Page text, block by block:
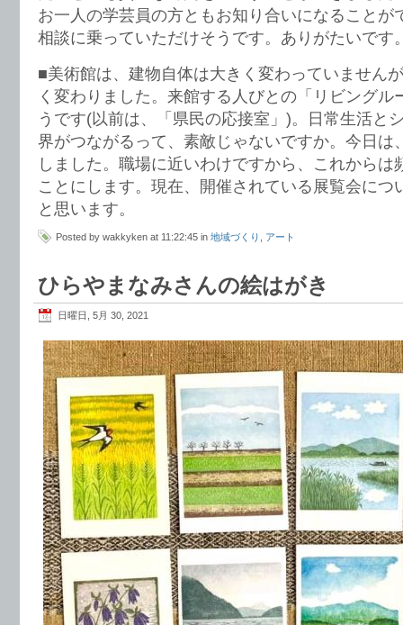
お一人の学芸員の方ともお知り合いになることが
相談に乗っていただけそうです。ありがたいです
■美術館は、建物自体は大きく変わっていません
く変わりました。来館する人びとの「リビングル
うです(以前は、「県民の応接室」)。日常生活と
界がつながるって、素敵じゃないですか。今日は
しました。職場に近いわけですから、これからは
ことにします。現在、開催されている展覧会につ
と思います。
Posted by wakkyken at 11:22:45 in 地域づくり アート
ひらやまなみさんの絵はがき
日曜日, 5月 30, 2021